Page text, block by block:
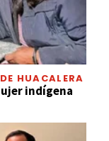
HUACALERA
indígena